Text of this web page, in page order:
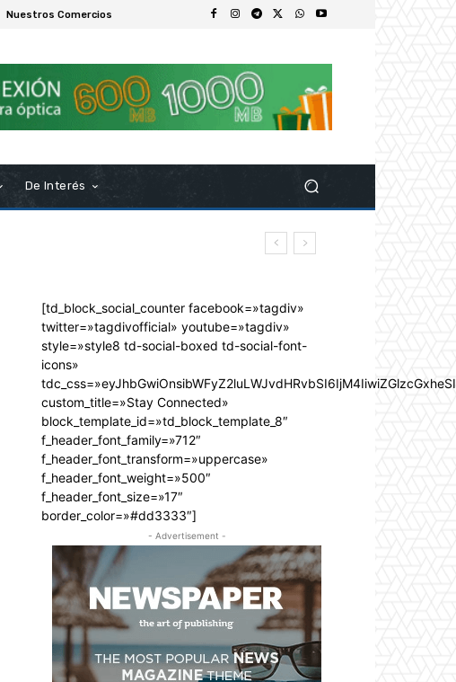
Nuestros Comercios
De Interés
[td_block_social_counter facebook=»tagdiv»
twitter=»tagdivofficial» youtube=»tagdiv»
style=»style8 td-social-boxed td-social-font-
icons»
custom_title=»Stay Connected»
block_template_id=»td_block_template_8″
f_header_font_family=»712″
f_header_font_transform=»uppercase»
f_header_font_weight=»500″
f_header_font_size=»17″
border_color=»#dd3333″]
- Advertisement -